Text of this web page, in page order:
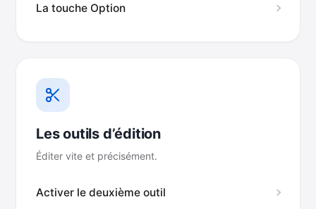
La touche Option
Les outils d’édition
Éditer vite et précisément.
Activer le deuxième outil